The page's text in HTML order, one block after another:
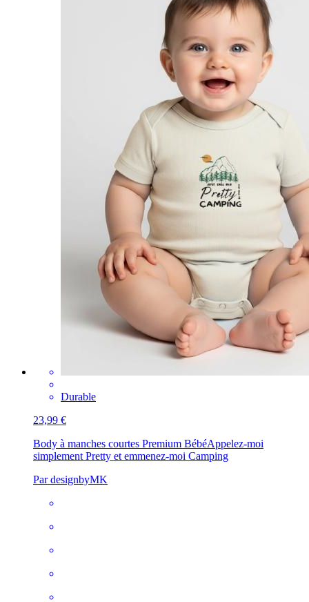
Durable
23,99 €
Body à manches courtes Premium BébéAppelez-moi
simplement Pretty et emmenez-moi Camping
Par designbyMK